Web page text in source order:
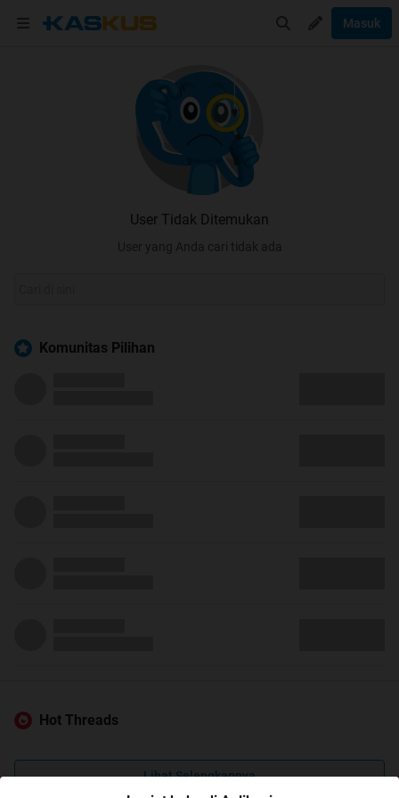
Masuk
User Tidak Ditemukan
User yang Anda cari tidak ada
Komunitas Pilihan
Hot Threads
Lihat Selengkapnya